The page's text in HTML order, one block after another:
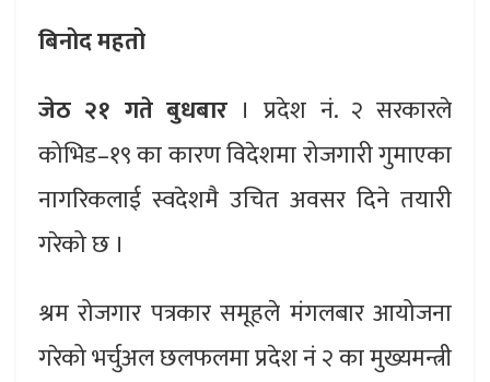
बिनोद महतो
जेठ २१ गते बुधबार । प्रदेश नं. २ सरकारले
कोभिड–१९ का कारण विदेशमा रोजगारी गुमाएका
नागरिकलाई स्वदेशमै उचित अवसर दिने तयारी
गरेको छ ।
श्रम रोजगार पत्रकार समूहले मंगलबार आयोजना
गरेको भर्चुअल छलफलमा प्रदेश नं २ का मुख्यमन्त्री